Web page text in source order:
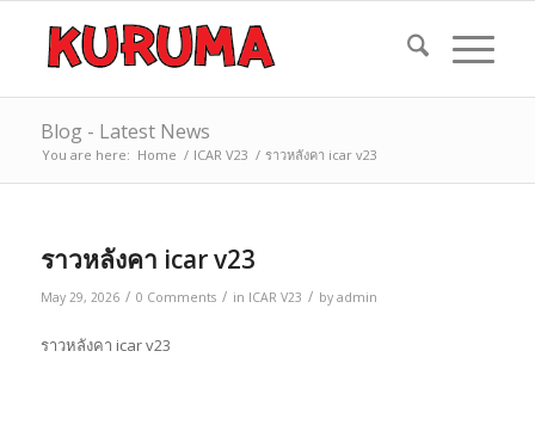
Blog - Latest News
You are here: Home / ICAR V23 / ราวหลังคา icar v23
ราวหลังคา icar v23
May 29, 2026 / 0 Comments / in ICAR V23 / by admin
ราวหลังคา icar v23